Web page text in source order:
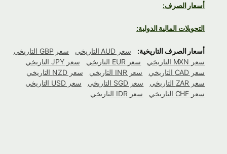
أسعار الصرف:
التحويلات المالية الدولية:
أسعار الصرف التاريخية: سعر AUD التاريخي
سعر GBP التاريخي
سعر MXN التاريخي
سعر EUR التاريخي
سعر JPY التاريخي
سعر CAD التاريخي
سعر INR التاريخي
سعر NZD التاريخي
سعر ZAR التاريخي
سعر SGD التاريخي
سعر USD التاريخي
سعر CHF التاريخي
سعر IDR التاريخي